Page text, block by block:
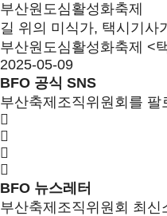
부산원도심활성화축제
길 위의 미식가, 택시기사
부산원도심활성화축제 <
2025-05-09
BFO 공식 SNS
부산축제조직위원회를 팔
BFO 뉴스레터
부산축제조직위원회 최신